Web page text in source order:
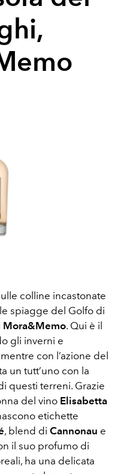
colline incastonate
spiagge del Golfo di
Mora&Memo. Qui è il
gli inverni e
con l’azione del
un tutt’uno con la
questi terreni. Grazie
del vino Elisabetta
etichette
, blend di Cannonau e
il suo profumo di
ha una delicata